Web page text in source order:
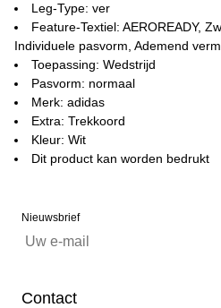
Leg-Type: ver
Feature-Textiel: AEROREADY,
Individuele pasvorm, Ademend
Toepassing: Wedstrijd
Pasvorm: normaal
Merk: adidas
Extra: Trekkoord
Kleur: Wit
Dit product kan worden bedrukt
Nieuwsbrief
Contact